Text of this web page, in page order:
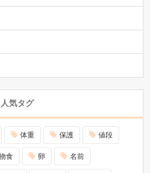
人気タグ
体重 保護 値段
食 卵 名前